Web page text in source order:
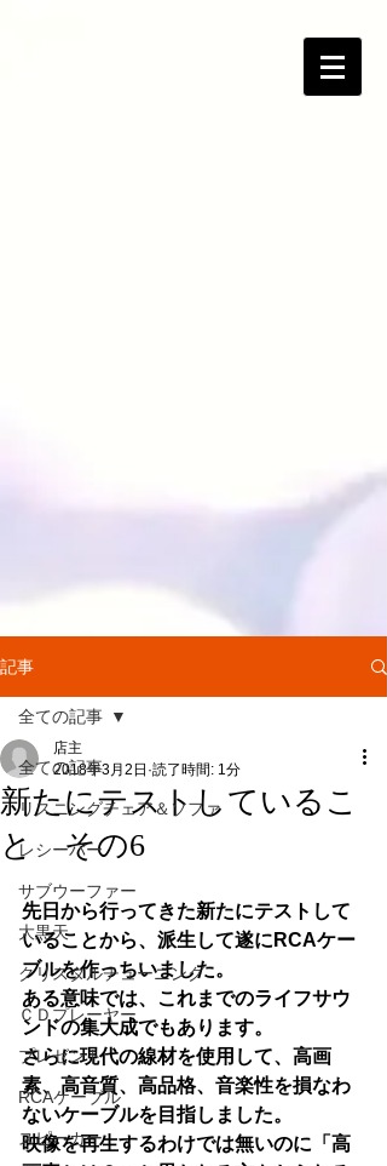
記事
全ての記事
リスニングチェア＆ソファ
レシーバー
サブウーファー
大黒天
クリスタルチューニング
ＣＤプレーヤー
プレゼント
RCAケーブル
スピーカー
全ての記事
新たにテストしているこ
と その6
店主
2018年3月2日 読了時間: 1分
先日から行ってきた新たにテストして
いることから、派生して遂にRCAケー
ブルを作っちいました。
ある意味では、これまでのライフサウ
ンドの集大成でもあります。
さらに現代の線材を使用して、高画
素、高音質、高品格、音楽性を損なわ
ないケーブルを目指しました。
映像を再生するわけでは無いのに「高